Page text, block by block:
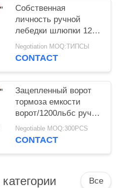
ручной
Собственная
личность ручной
лебедки шлюпки 1200
Лбс/545кг ручная
запирая прочный
Negotiation MOQ:ТИПСЫ
CONTACT
Зацепленный ворот
тормоза емкости
ворот/1200льбс ручки
для вращения
автоматический с
Negotiable MOQ:300PCS
CONTACT
Все